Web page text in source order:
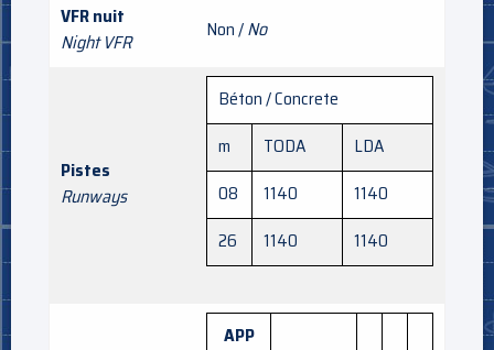
VFR nuit
Night VFR
Non /No
Pistes
Runways
Béton / Concrete
m
TODA
LDA
08
1140
1140
26
1140 1140
APP